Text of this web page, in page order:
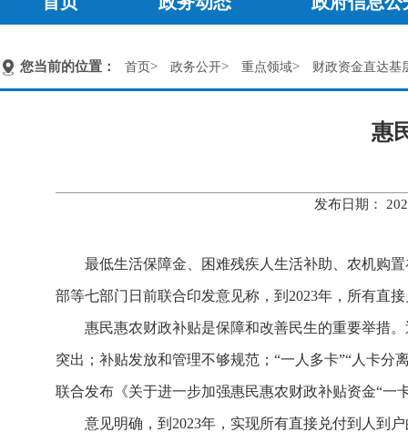
您当前的位置： 首页> 政务公开> 重点领域> 财政资金直达基
惠
发布日期：
最低生活保障金、困难残疾人生活补助、农机购
部等七部门日前联合印发意见称，到2023年，所有直
惠民惠农财政补贴是保障和改善民生的重要举措
突出；补贴发放和管理不够规范；“一人多卡”“人卡
联合发布《关于进一步加强惠民惠农财政补贴资金“一
意见明确，到2023年，实现所有直接兑付到人到